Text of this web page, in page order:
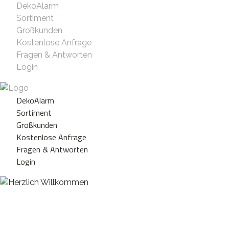
DekoAlarm
Sortiment
Großkunden
Kostenlose Anfrage
Fragen & Antworten
Login
DekoAlarm
Sortiment
Großkunden
Kostenlose Anfrage
Fragen & Antworten
Login